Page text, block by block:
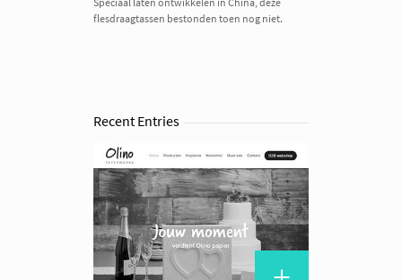
flesdraagtassen bestonden toen nog niet.
Recent Entries